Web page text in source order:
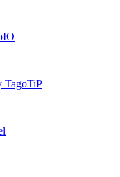
TagoTiP